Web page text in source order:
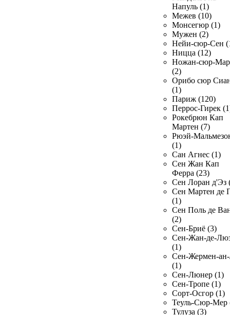
Напуль (1)
Межев (10)
Монсегюр (1)
Мужен (2)
Нейи-сюр-Сен
Ницца (12)
Ножан-сюр-
(2)
Орибо сюр
(1)
Париж (120)
Перрос-Гирек
Рокебрюн Кап
Мартен (7)
Рюэй-
(1)
Сан Агнес (1)
Сен Жан Кап
Ферра (23)
Сен Лоран д'Эз
Сен Мартен де
(1)
Сен Поль де
(2)
Сен-Бриё (3)
Сен-Жан-де-
(1)
Сен-Жермен-
(1)
Сен-Люнер (1)
Сен-Тропе (1)
Сорт-Осгор (1)
Теуль-Сюр-Мер
Тулуза (3)